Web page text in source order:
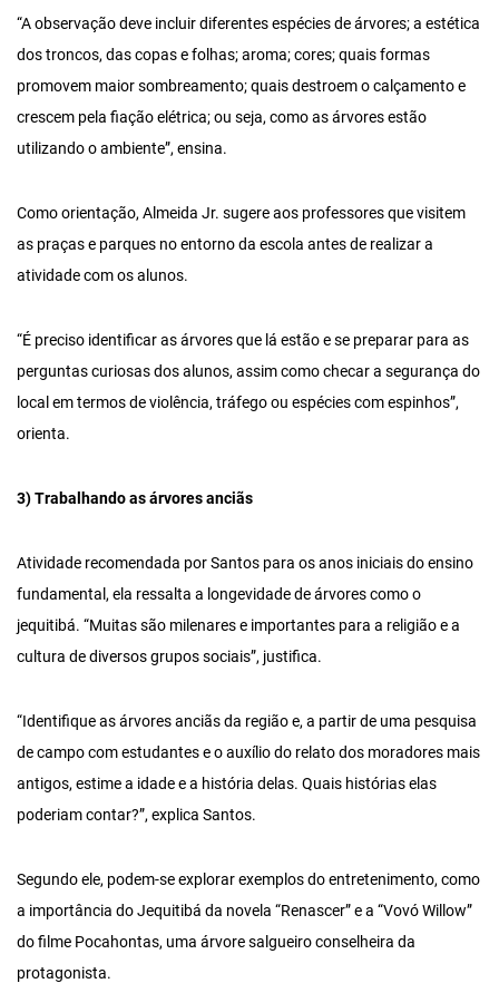
“A observação deve incluir diferentes espécies de árvores; a estética
dos troncos, das copas e folhas; aroma; cores; quais formas
promovem maior sombreamento; quais destroem o calçamento e
crescem pela fiação elétrica; ou seja, como as árvores estão
utilizando o ambiente”, ensina.
Como orientação, Almeida Jr. sugere aos professores que visitem
as praças e parques no entorno da escola antes de realizar a
atividade com os alunos.
“É preciso identificar as árvores que lá estão e se preparar para as
perguntas curiosas dos alunos, assim como checar a segurança do
local em termos de violência, tráfego ou espécies com espinhos”,
orienta.
3) Trabalhando as árvores anciãs
Atividade recomendada por Santos para os anos iniciais do ensino
fundamental, ela ressalta a longevidade de árvores como o
jequitibá. “Muitas são milenares e importantes para a religião e a
cultura de diversos grupos sociais”, justifica.
“Identifique as árvores anciãs da região e, a partir de uma pesquisa
de campo com estudantes e o auxílio do relato dos moradores mais
antigos, estime a idade e a história delas. Quais histórias elas
poderiam contar?”, explica Santos.
Segundo ele, podem-se explorar exemplos do entretenimento, como
a importância do Jequitibá da novela “Renascer” e a “Vovó Willow”
do filme Pocahontas, uma árvore salgueiro conselheira da
protagonista.